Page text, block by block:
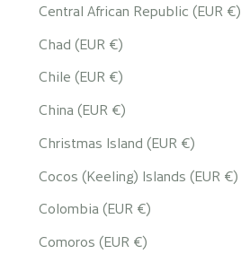
Central African Republic (EUR €)
Chad (EUR €)
Chile (EUR €)
China (EUR €)
Christmas Island (EUR €)
Cocos (Keeling) Islands (EUR €)
Colombia (EUR €)
Comoros (EUR €)